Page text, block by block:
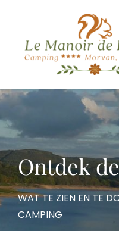
content
Accommodatie
Onze diensten
Activiteiten
Ontdek Bourgondië
Ontdek
WAT TE ZIEN EN TE
CAMPING